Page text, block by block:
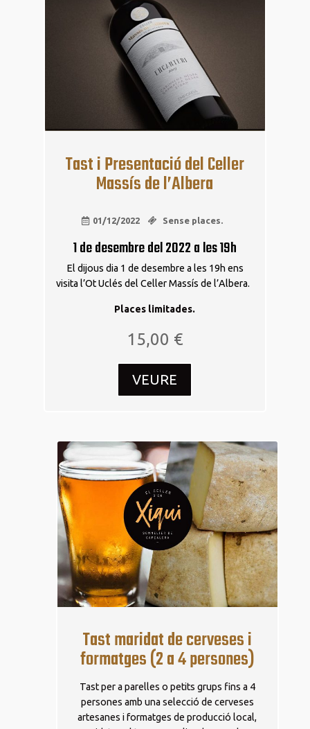
Tast i Presentació del Celler
Massís de l’Albera
01/12/2022 Sense places.
1 de desembre del 2022 a les 19h
El dijous dia 1 de desembre a les 19h ens
visita l’Ot Uclés del Celler Massís de l’Albera.
Places limitades.
15,00 €
VEURE
Tast maridat de cerveses i
formatges (2 a 4 persones)
Tast per a parelles o petits grups fins a 4
persones amb una selecció de cerveses
artesanes i formatges de producció local,